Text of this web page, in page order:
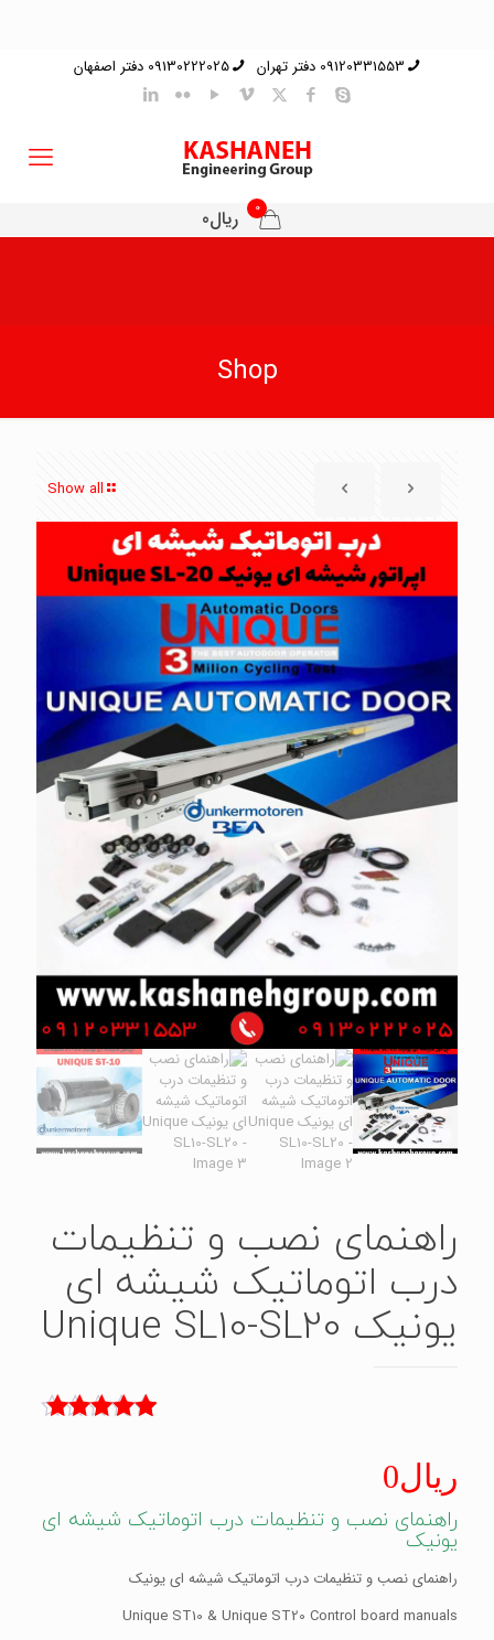
09120331553 دفتر تهران 09130222025 دفتر اصفهان
0 ریال0
Shop
Show all
راهنمای نصب و تنظیمات
درب اتوماتیک شیشه ای
یونیک Unique SL10-SL20
ریال0
راهنمای نصب و تنظیمات درب اتوماتیک شیشه ای
یونیک
راهنمای نصب و تنظیمات درب اتوماتیک شیشه ای یونیک
Unique ST10 & Unique ST20 Control board manuals